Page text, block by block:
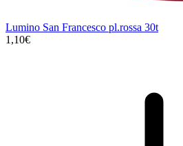
Lumino San Francesco pl.rossa 30t
1,10€